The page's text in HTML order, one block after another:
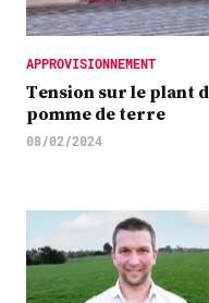
APPROVISIONNEMENT
Tension sur le plant
pomme de terre
08/02/2024